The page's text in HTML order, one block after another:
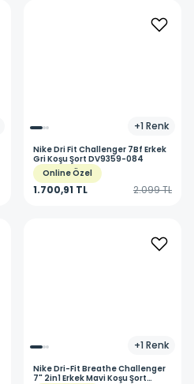
+1 Renk
NikeDri Fit Challenger 7Bf Erkek
Gri Koşu Şort DV9359-084
Online Özel
1.700,91 TL 2.099 TL
+1 Renk
NikeDri-Fit Breathe Challenger
7" 2in1 Erkek Mavi Koşu Şort